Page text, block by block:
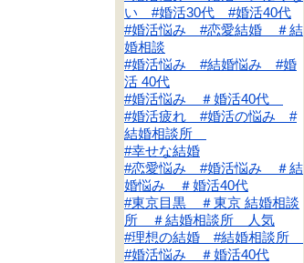
い #婚活30代 #婚活40代
#婚活悩み #恋愛結婚 ＃結
婚相談
#婚活悩み #結婚悩み #婚
活 40代
#婚活悩み ＃婚活40代
#婚活疲れ #婚活の悩み #
結婚相談所
#幸せな結婚
#恋愛悩み #婚活悩み ＃結
婚悩み ＃婚活40代
#東京目黒 ＃東京 結婚相談
所 ＃結婚相談所 人気
#理想の結婚 #結婚相談所
#婚活悩み ＃婚活40代